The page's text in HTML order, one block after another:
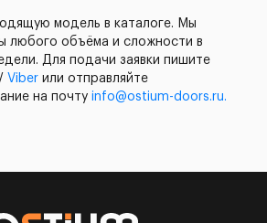
модель в каталоге. Мы
любого объёма и сложности в
Для подачи заявки пишите
/ Viber или отправляйте
на почту info@ostium-doors.ru.